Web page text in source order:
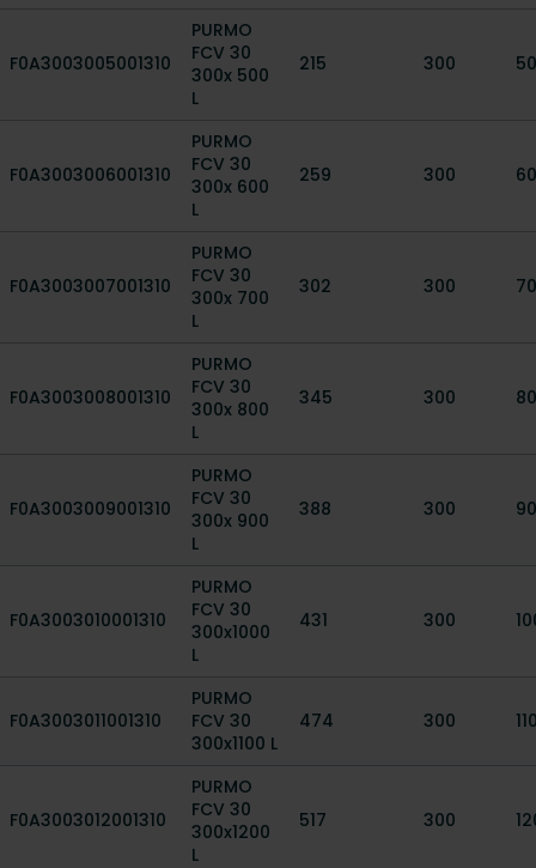
F0A3003005001310
PURMO
FCV 30
300x 500
L
215 300
F0A3003006001310
PURMO
FCV 30
300x 600
L
259 300
F0A3003007001310
PURMO
FCV 30
300x 700
L
302 300
F0A3003008001310
PURMO
FCV 30
300x 800
L
345 300
F0A3003009001310
PURMO
FCV 30
300x 900
L
388 300
F0A3003010001310
PURMO
FCV 30
300x1000
L
431 300
F0A3003011001310
PURMO
FCV 30
300x1100 L
474 300
F0A3003012001310
PURMO
FCV 30
300x1200
L
517 300